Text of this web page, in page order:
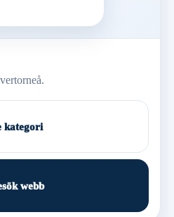
kategori
webb